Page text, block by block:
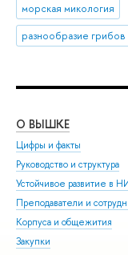
морская микология
разнообразие
О ВЫШКЕ
Цифры и факты
Руководство и структура
Устойчивое развитие в
Преподаватели и
Корпуса и общежития
Закупки